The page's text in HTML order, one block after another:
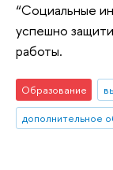
“Социальные
успешно
работы.
Образование
дополнительное